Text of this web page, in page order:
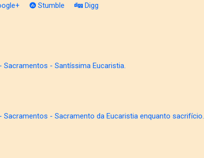
Stumble Digg
- Santíssima Eucaristia.
Sacramentos - Sacramento da Eucaristia enquanto sacrifício.